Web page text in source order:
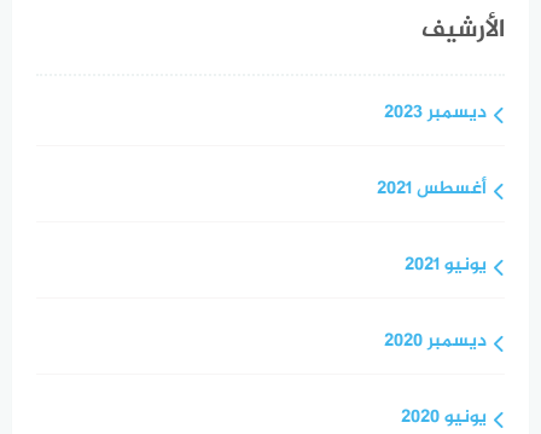
الأرشيف
ديسمبر 2023
أغسطس 2021
يونيو 2021
ديسمبر 2020
يونيو 2020